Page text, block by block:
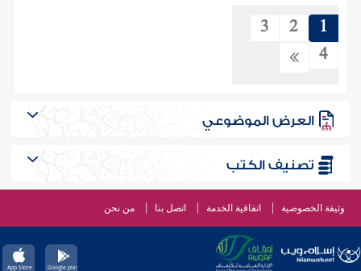
1
2
3
4
العرض الموضوعي
تصنيف الكتب
وثيقة الخصوصية اتفاقية الخدمة اتصل بنا من نحن